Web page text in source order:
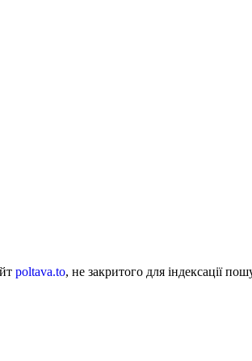
poltava.to, не закритого для індексації